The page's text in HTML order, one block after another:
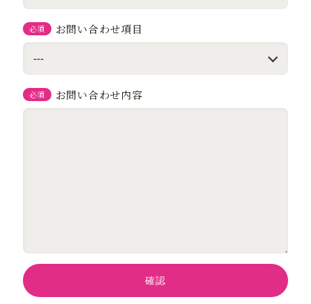
必須 お問い合わせ項目
必須 お問い合わせ内容